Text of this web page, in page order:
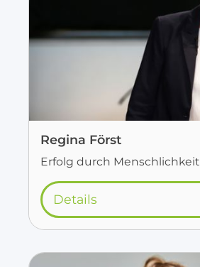
Regina Först
Erfolg durch Menschlichkeit
Details